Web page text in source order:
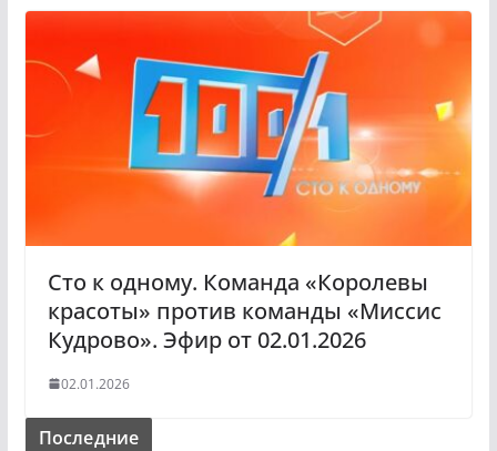
Сто к одному. Команда «Королевы
красоты» против команды «Миссис
Кудрово». Эфир от 02.01.2026
02.01.2026
Последние